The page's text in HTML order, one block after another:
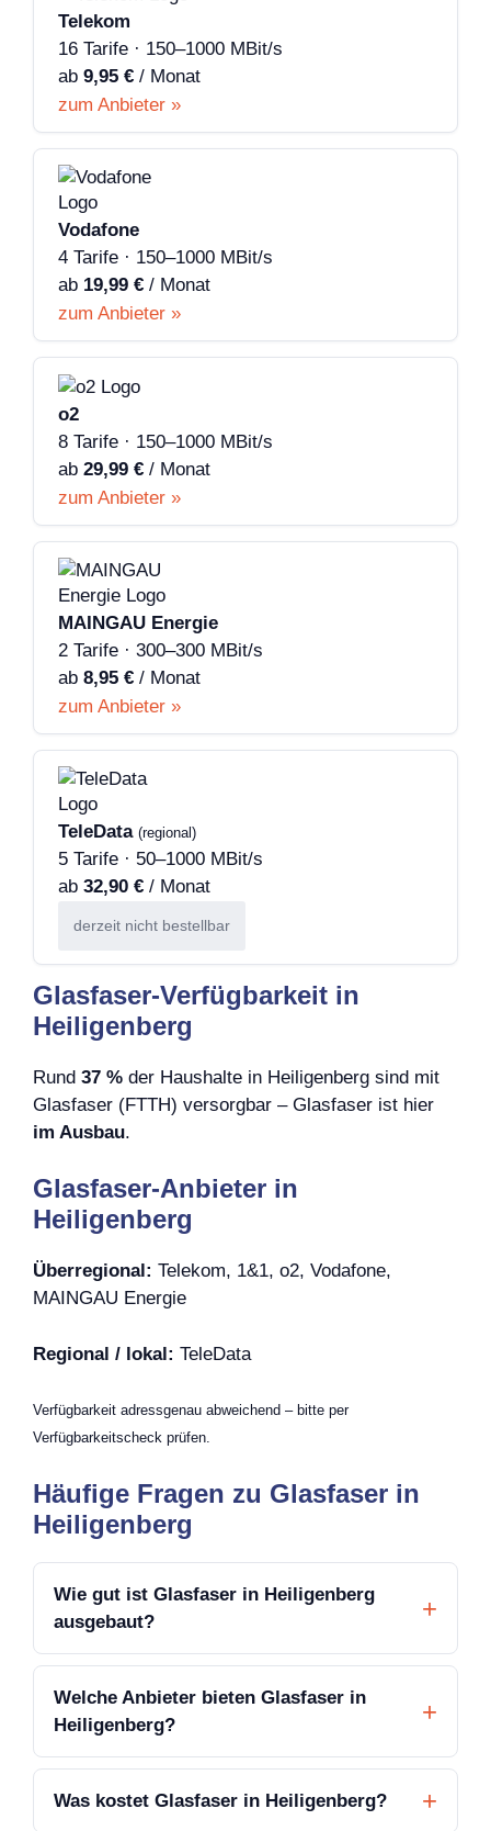
Telekom
16 Tarife · 150–1000 MBit/s
ab 9,95 € / Monat
zum Anbieter »
Vodafone
4 Tarife · 150–1000 MBit/s
ab 19,99 € / Monat
zum Anbieter »
o2
8 Tarife · 150–1000 MBit/s
ab 29,99 € / Monat
zum Anbieter »
MAINGAU Energie
2 Tarife · 300–300 MBit/s
ab 8,95 € / Monat
zum Anbieter »
TeleData (regional)
5 Tarife · 50–1000 MBit/s
ab 32,90 € / Monat
derzeit nicht bestellbar
Glasfaser-Verfügbarkeit in
Heiligenberg
Rund 37 % der Haushalte in Heiligenberg sind mit
Glasfaser (FTTH) versorgbar – Glasfaser ist hier
im Ausbau.
Glasfaser-Anbieter in
Heiligenberg
Überregional: Telekom, 1&1, o2, Vodafone,
MAINGAU Energie
Regional / lokal: TeleData
Verfügbarkeit adressgenau abweichend – bitte per
Verfügbarkeitscheck prüfen.
Häufige Fragen zu Glasfaser in
Heiligenberg
Wie gut ist Glasfaser in Heiligenberg
ausgebaut?
Welche Anbieter bieten Glasfaser in
Heiligenberg?
Was kostet Glasfaser in Heiligenberg?